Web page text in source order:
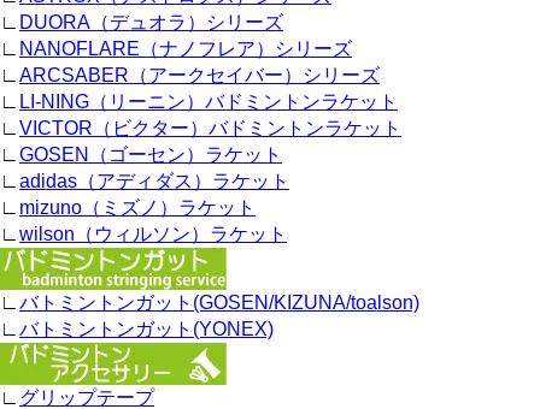
∟
DUORA（デュオラ）シリーズ
∟
NANOFLARE（ナノフレア）シリーズ
∟ ARCSABER（アークセイバー）シリーズ
∟
LI-NING（リーニン）バドミントンラケット
∟ VICTOR（ビクター）バドミントンラケット
∟ GOSEN（ゴーセン）ラケット
∟ adidas（アディダス）ラケット
∟ mizuno（ミズノ）ラケット
∟ wilson（ウィルソン）ラケット
∟ バトミントンガット(GOSEN/KIZUNA/toalson)
∟ バトミントンガット(YONEX)
∟ グリップテープ